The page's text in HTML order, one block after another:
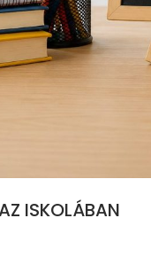
ISKOLÁBAN